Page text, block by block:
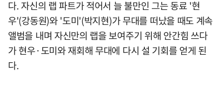
다. 자신의 랩 파트가 적어서 늘 불만인 그는 동료 '현
우'(강동원)와 '도미'(박지현)가 무대를 떠났을 때도 계속
앨범을 내며 자신만의 랩을 보여주기 위해 안간힘 쓰다
가 현우·도미와 재회해 무대에 다시 설 기회를 얻게 된
다.